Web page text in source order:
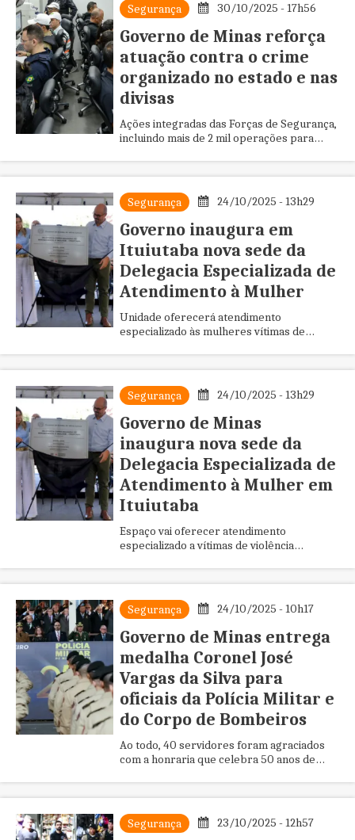
Segurança 30/10/2025 - 17h56
Governo de Minas reforça
atuação contra o crime
organizado no estado e nas
divisas
Ações integradas das Forças de Segurança,
incluindo mais de 2 mil operações para
Segurança 24/10/2025 - 13h29
Governo inaugura em
Ituiutaba nova sede da
Delegacia Especializada de
Atendimento à Mulher
Unidade oferecerá atendimento
especializado às mulheres vítimas de
Segurança 24/10/2025 - 13h29
Governo de Minas
inaugura nova sede da
Delegacia Especializada de
Atendimento à Mulher em
Ituiutaba
Espaço vai oferecer atendimento
especializado a vítimas de violência
Segurança 24/10/2025 - 10h17
Governo de Minas entrega
medalha Coronel José
Vargas da Silva para
oficiais da Polícia Militar e
do Corpo de Bombeiros
Ao todo, 40 servidores foram agraciados
com a honraria que celebra 50 anos de
Segurança 23/10/2025 - 12h57